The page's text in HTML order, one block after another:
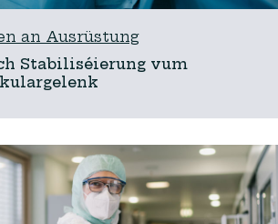
an Ausrüstung
Stabiliséierung vum